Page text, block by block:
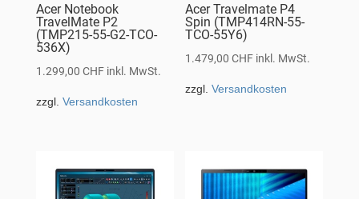
Acer Notebook
TravelMate P2
(TMP215-55-G2-TCO-
536X)
1.299,00 CHF inkl. MwSt.
zzgl. Versandkosten
Acer Travelmate P4
Spin (TMP414RN-55-
TCO-55Y6)
1.479,00CHF inkl. MwSt.
zzgl.Versandkosten